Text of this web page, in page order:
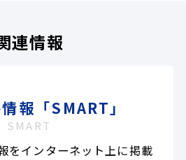
連情報
報「SMART」
SMART
をインターネット上に掲載